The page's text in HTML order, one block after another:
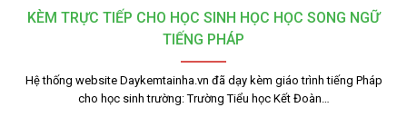
KÈM TRỰC TIẾP CHO HỌC SINH HỌC HỌC SONG NGỮ
TIẾNG PHÁP
Hệ thống website Daykemtainha.vn đã dạy kèm giáo trình tiếng Pháp
cho học sinh trường: Trường Tiểu học Kết Đoàn…